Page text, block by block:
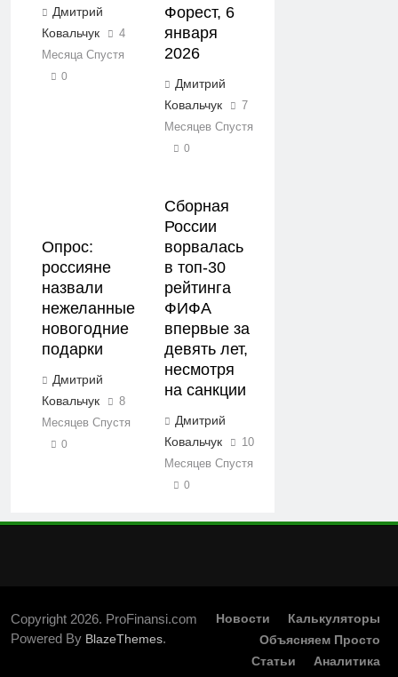
Дмитрий
Ковальчук
4
Месяца Спустя
0
Форест, 6
января
2026
Дмитрий
Ковальчук
7
Месяцев Спустя
0
Опрос:
россияне
назвали
нежеланные
новогодние
подарки
Дмитрий
Ковальчук
8
Месяцев Спустя
0
Сборная
России
ворвалась
в топ-30
рейтинга
ФИФА
впервые за
девять лет,
несмотря
на санкции
Дмитрий
Ковальчук
10
Месяцев Спустя
0
Copyright 2026. ProFinansi.com
Powered By BlazeThemes.
Новости
Калькуляторы
Объясняем Просто
Статьи
Аналитика